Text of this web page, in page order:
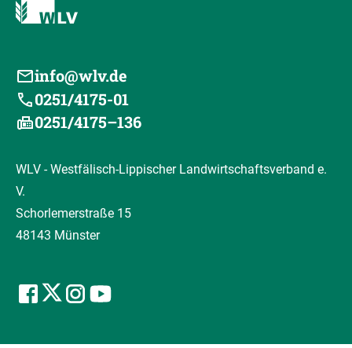
info@wlv.de
0251/4175-01
0251/4175–136
WLV - Westfälisch-Lippischer Landwirtschaftsverband e.
V.
Schorlemerstraße 15
48143 Münster